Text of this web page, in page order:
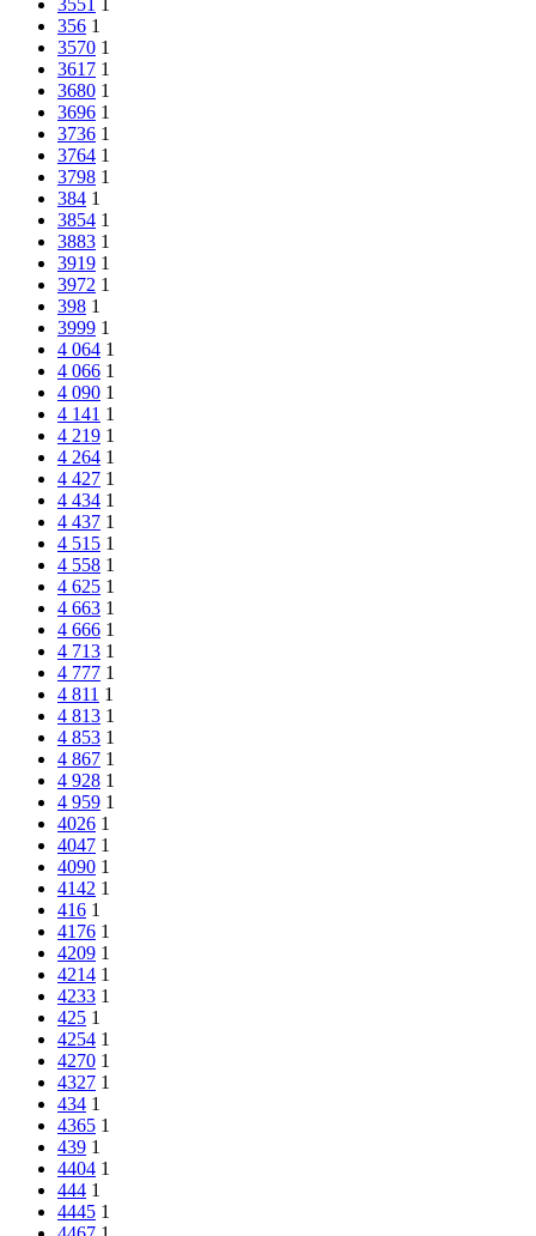
356 1
3570 1
3617 1
3680 1
3696 1
3736 1
3764 1
3798 1
384 1
3854 1
3883 1
3919 1
3972 1
398 1
3999 1
4 064 1
4 066 1
4 090 1
4 141 1
4 219 1
4 264 1
4 427 1
4 434 1
4 437 1
4 515 1
4 558 1
4 625 1
4 663 1
4 666 1
4 713 1
4 777 1
4 811 1
4 813 1
4 853 1
4 867 1
4 928 1
4 959 1
4026 1
4047 1
4090 1
4142 1
416 1
4176 1
4209 1
4214 1
4233 1
425 1
4254 1
4270 1
4327 1
434 1
4365 1
439 1
4404 1
444 1
4445 1